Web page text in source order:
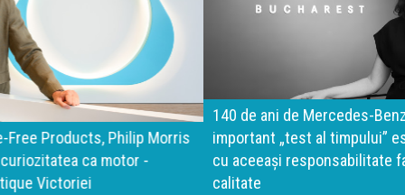
140 de ani de Mercedes-Benz. Ramona Pîrlog: Cel mai
important „test al timpului” este să inovăm constant, dar
cu aceeași responsabilitate față de oameni, siguranță și
calitate